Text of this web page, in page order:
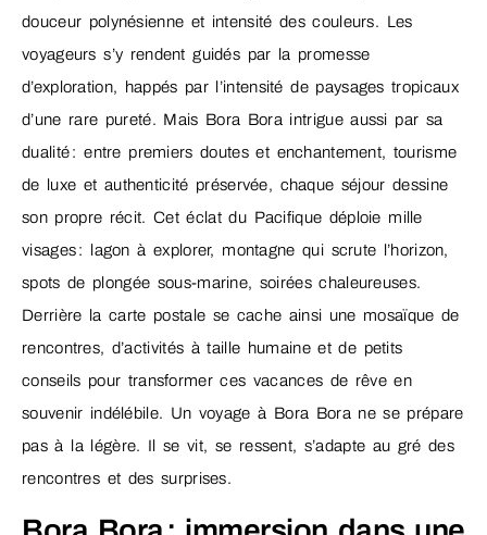
douceur polynésienne et intensité des couleurs. Les
voyageurs s’y rendent guidés par la promesse
d’exploration, happés par l’intensité de paysages tropicaux
d’une rare pureté. Mais Bora Bora intrigue aussi par sa
dualité : entre premiers doutes et enchantement, tourisme
de luxe et authenticité préservée, chaque séjour dessine
son propre récit. Cet éclat du Pacifique déploie mille
visages : lagon à explorer, montagne qui scrute l’horizon,
spots de plongée sous-marine, soirées chaleureuses.
Derrière la carte postale se cache ainsi une mosaïque de
rencontres, d’activités à taille humaine et de petits
conseils pour transformer ces vacances de rêve en
souvenir indélébile. Un voyage à Bora Bora ne se prépare
pas à la légère. Il se vit, se ressent, s’adapte au gré des
rencontres et des surprises.